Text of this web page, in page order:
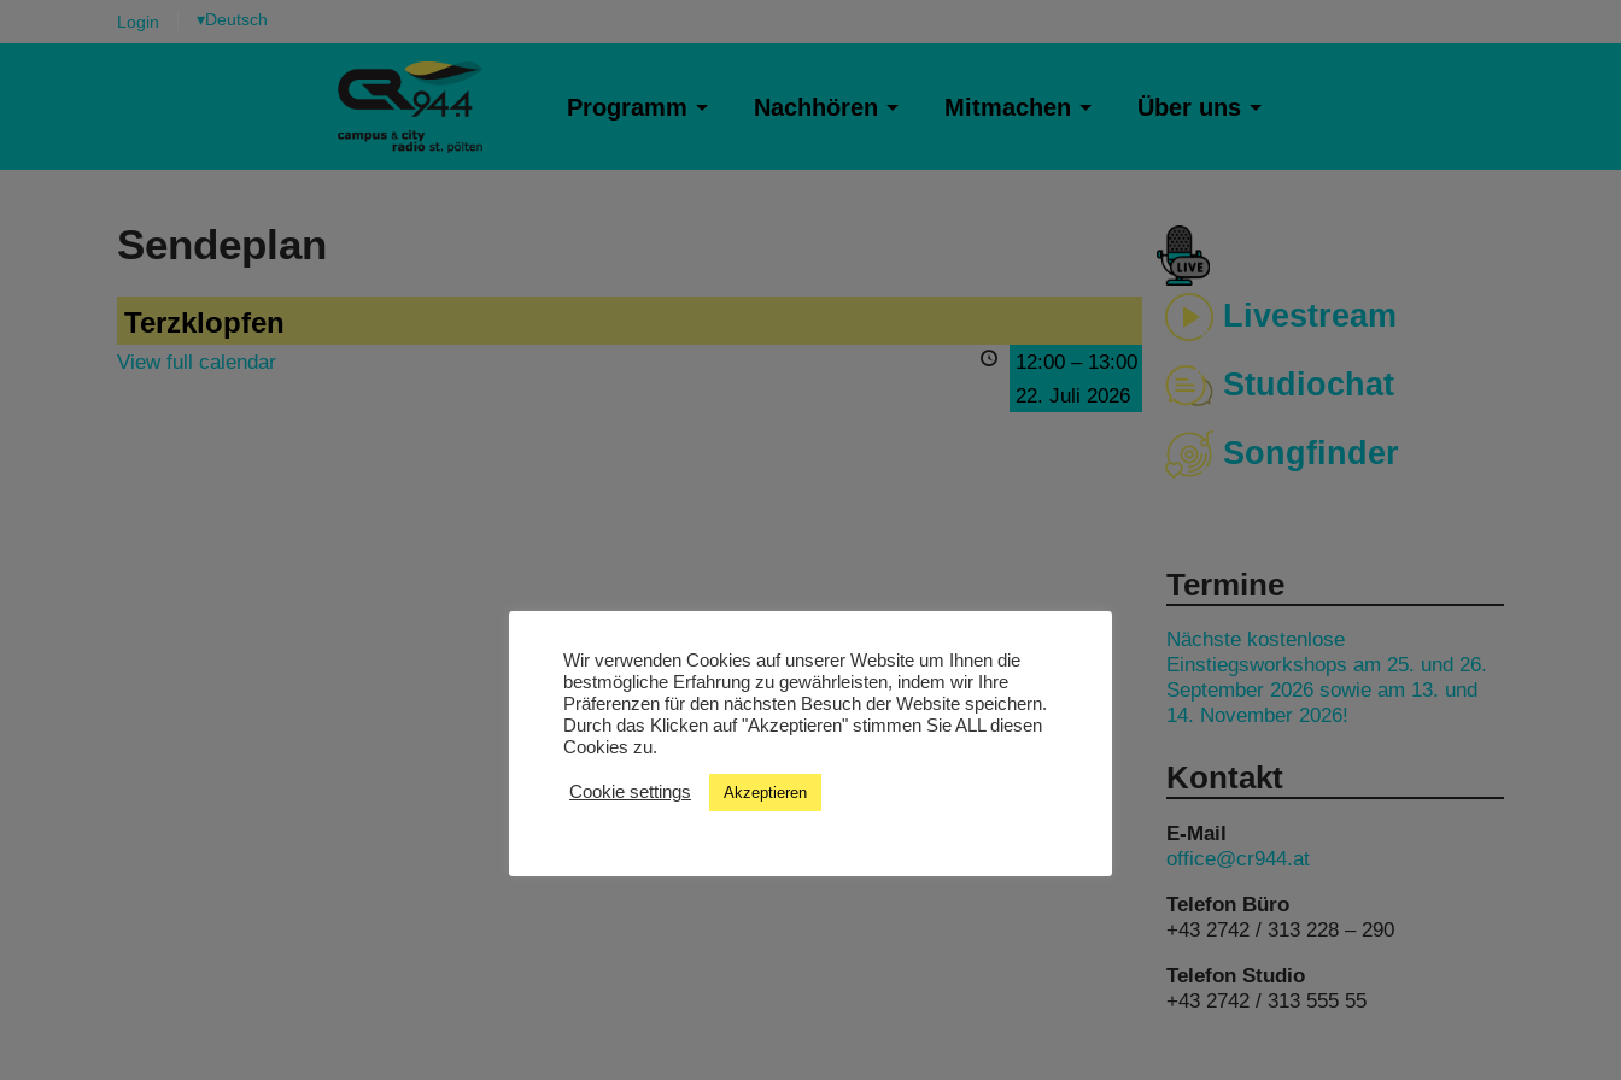
Login ▾
Programm Nachhören Mitmachen Über uns
Sendeplan
Terzklopfen
12:00 – 13:00
22. Juli 2026
View full calendar
Livestream
Studiochat
Songfinder
Termine
Nächste kostenlose
Einstiegsworkshops am 25. und 26.
September 2026 sowie am 13. und
14. November 2026!
Kontakt
E-Mail
office@cr944.at
Telefon Büro
+43 2742 / 313 228 – 290
Telefon Studio
+43 2742 / 313 555 55
Wir verwenden Cookies auf unserer Website um Ihnen die
bestmögliche Erfahrung zu gewährleisten, indem wir Ihre
Präferenzen für den nächsten Besuch der Website speichern.
Durch das Klicken auf "Akzeptieren" stimmen Sie ALL diesen
Cookies zu.
Cookie settings Akzeptieren